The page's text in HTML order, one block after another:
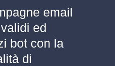
email
ed
bot con la
di